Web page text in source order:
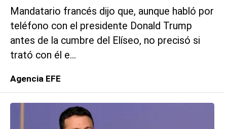
Mandatario francés dijo que, aunque habló por
teléfono con el presidente Donald Trump
antes de la cumbre del Elíseo, no precisó si
trató con él e...
Agencia EFE